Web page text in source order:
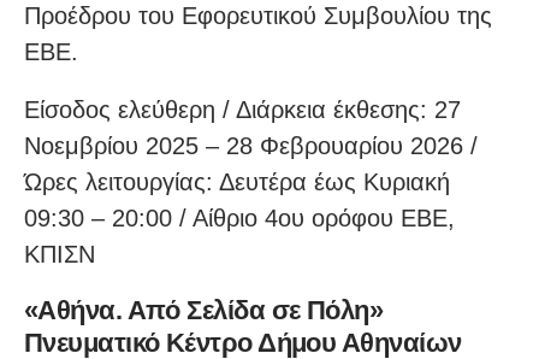
Προέδρου του Εφορευτικού Συμβουλίου της
ΕΒΕ.
Είσοδος ελεύθερη / Διάρκεια έκθεσης: 27
Νοεμβρίου 2025 – 28 Φεβρουαρίου 2026 /
Ώρες λειτουργίας: Δευτέρα έως Κυριακή
09:30 – 20:00 / Αίθριο 4ου ορόφου ΕΒΕ,
ΚΠΙΣΝ
«Αθήνα. Από Σελίδα σε Πόλη»
Πνευματικό Κέντρο Δήμου Αθηναίων